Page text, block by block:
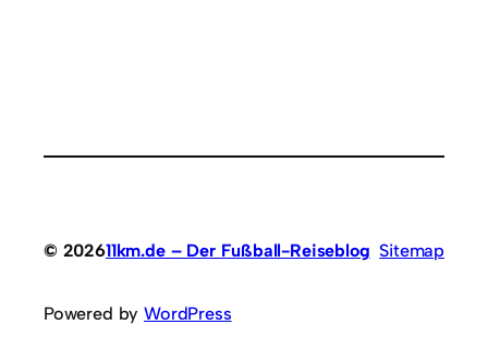
© 202611km.de – Der Fußball-Reiseblog Sitemap
Powered byWordPress